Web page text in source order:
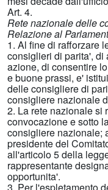
Art. 4.
Rete nazionale delle
Relazione al
1. Al fine di rafforzare
consiglieri di parita', di
azione, di consentire
e buone prassi, e'
delle consigliere di
consigliere nazionale
2. La rete nazionale si
convocazione e sotto
consigliere nazionale;
presidente del
all'articolo 5 della
rappresentante
opportunita'.